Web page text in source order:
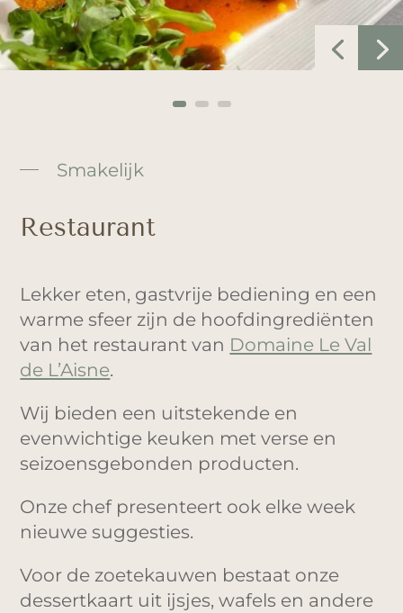
Smakelijk
Restaurant
Lekker eten, gastvrije bediening en een
warme sfeer zijn de hoofdingrediënten
van het restaurant van Domaine Le Val
de L’Aisne.
Wij bieden een uitstekende en
evenwichtige keuken met verse en
seizoensgebonden producten.
Onze chef presenteert ook elke week
nieuwe suggesties.
Voor de zoetekauwen bestaat onze
dessertkaart uit ijsjes, wafels en andere